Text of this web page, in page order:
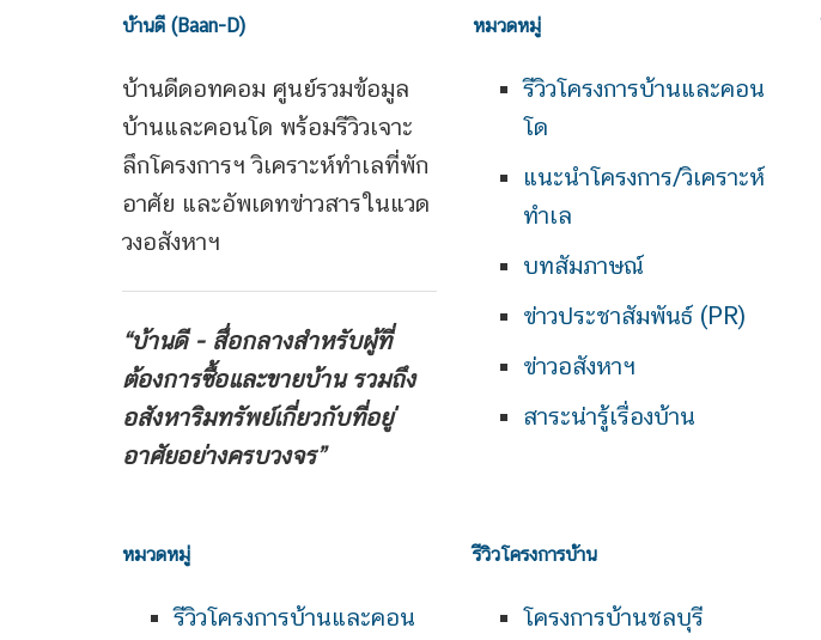
บ้านดี (Baan-D)
บ้านดีดอทคอม ศูนย์รวมข้อมูล
บ้านและคอนโด พร้อมรีวิวเจาะ
ลึกโครงการฯ วิเคราะห์ทำเลที่พัก
อาศัย และอัพเดทข่าวสารในแวด
วงอสังหาฯ
“บ้านดี - สื่อกลางสำหรับผู้ที่
ต้องการซื้อและขายบ้าน รวมถึง
อสังหาริมทรัพย์เกี่ยวกับที่อยู่
อาศัยอย่างครบวงจร”
หมวดหมู่
รีวิวโครงการบ้านและคอน
โด
แนะนำโครงการ/วิเคราะห์
ทำเล
บทสัมภาษณ์
ข่าวประชาสัมพันธ์ (PR)
ข่าวอสังหาฯ
สาระน่ารู้เรื่องบ้าน
หมวดหมู่
รีวิวโครงการบ้านและคอน
รีวิวโครงการบ้าน
โครงการบ้านชลบุรี